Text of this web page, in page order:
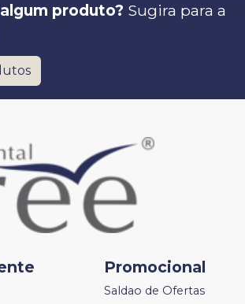
produto? Sugira para a
Promocional
Saldao de Ofertas